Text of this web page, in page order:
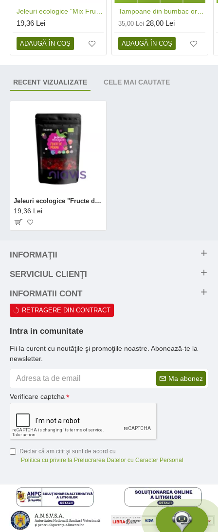
19,36 Lei
ADAUGĂ ÎN COŞ
35,00 Lei 28,00 Lei
ADAUGĂ ÎN COŞ
RECENT VIZUALIZATE CELE MAI CAUTATE
Jeleuri ecologice "Fructe de Padure" (100 grame), Niavis
19,36 Lei
INFORMAŢII
SERVICIUL CLIENŢI
INFORMATII CONT
RETRAGERE DIN CONTRACT
Intra in comunitate
Fii la curent cu noutăţile şi promoţiile noastre. Abonează-te la
newsletter.
Ma abonez
Verificare captcha
Declar că am citit şi sunt de acord cu
Politica cu privire la Prelucrarea Datelor cu Caracter Personal